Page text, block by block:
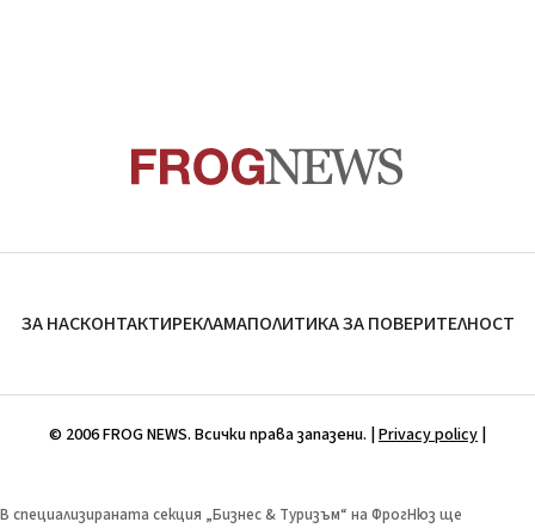
ЗА НАСКОНТАКТИРЕКЛАМАПОЛИТИКА ЗА ПОВЕРИТЕЛНОСТ
© 2006 FROG NEWS. Всички права запазени. | Privacy policy
В специализираната секция „Бизнес & Туризъм“ на ФрогНюз ще